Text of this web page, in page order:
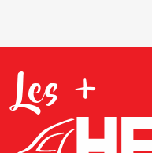
Les +